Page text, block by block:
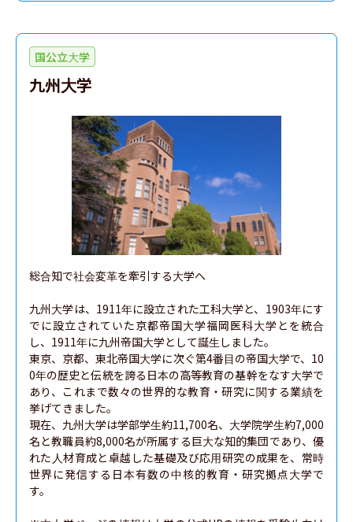
国公立大学
九州大学
総合知で社会変革を牽引する大学へ
九州大学は、1911年に設立された工科大学と、1903年にす
でに設立されていた京都帝国大学福岡医科大学とを統合
し、1911年に九州帝国大学として誕生しました。
東京、京都、東北帝国大学に次ぐ第4番目の帝国大学で、10
0年の歴史と伝統を誇る日本の高等教育の基幹をなす大学で
あり、これまで数々の世界的な教育・研究に関する業績を
挙げてきました。
現在、九州大学は学部学生約11,700名、大学院学生約7,000
名と教職員約8,000名が所属する巨大な知的集団であり、優
れた人材育成と卓越した基礎及び応用研究の成果を、常時
世界に発信する日本有数の中核的教育・研究拠点大学で
す。